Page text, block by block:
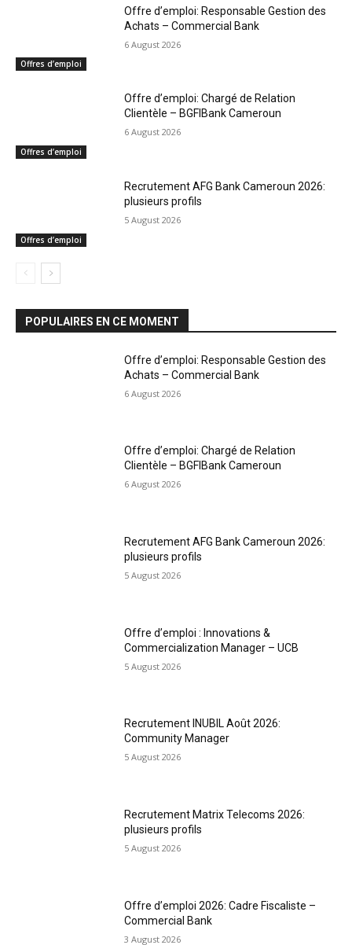
Offres d’emploi
Offre d’emploi: Responsable Gestion des
Achats – Commercial Bank
6 August 2026
Offres d’emploi
Offre d’emploi: Chargé de Relation
Clientèle – BGFIBank Cameroun
6 August 2026
Offres d’emploi
Recrutement AFG Bank Cameroun 2026:
plusieurs profils
5 August 2026
POPULAIRES EN CE MOMENT
Offre d’emploi: Responsable Gestion des
Achats – Commercial Bank
6 August 2026
Offre d’emploi: Chargé de Relation
Clientèle – BGFIBank Cameroun
6 August 2026
Recrutement AFG Bank Cameroun 2026:
plusieurs profils
5 August 2026
Offre d’emploi : Innovations &
Commercialization Manager – UCB
5 August 2026
Recrutement INUBIL Août 2026:
Community Manager
5 August 2026
Recrutement Matrix Telecoms 2026:
plusieurs profils
5 August 2026
Offre d’emploi 2026: Cadre Fiscaliste –
Commercial Bank
3 August 2026